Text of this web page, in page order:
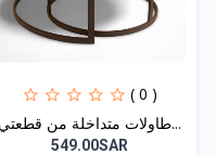
( 0 )
طاولات متداخلة من قطعتي...
549.00SAR